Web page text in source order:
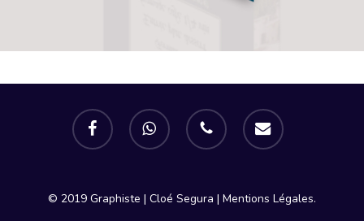
facebook whatsapp phone email
© 2019 Graphiste | Cloé Segura | Mentions Légales.